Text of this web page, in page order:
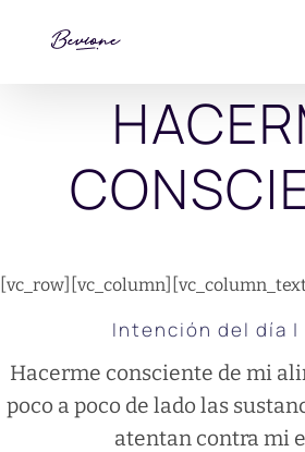
Intención del día |
Hacerme consciente de mi
poco a poco de lado las
atentan contra mi